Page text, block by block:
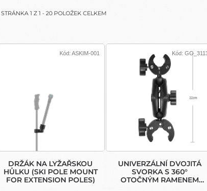
POLES)
AKČNÍ
KAMERY
STRÁNKA 1 Z 1 - 20 POLOŽEK CELKEM
V
U
T
Ů
DRŽÁK NA LYŽAŘSKOU
HŮLKU (SKI POLE MOUNT
FOR EXTENSION POLES)
Kód: ASKIM-001
UNIVERZÁLNÍ DVOJITÁ
SVORKA S 360°
OTOČNÝM RAMENEM
Kód: